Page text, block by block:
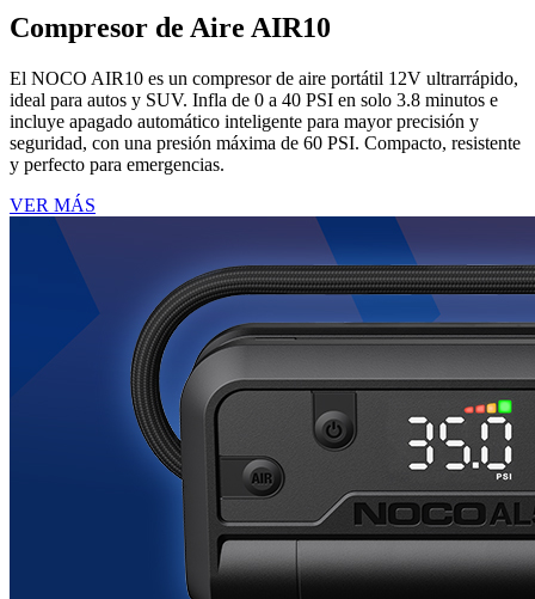
Compresor de Aire AIR10
El NOCO AIR10 es un compresor de aire portátil 12V ultrarrápido,
ideal para autos y SUV. Infla de 0 a 40 PSI en solo 3.8 minutos e
incluye apagado automático inteligente para mayor precisión y
seguridad, con una presión máxima de 60 PSI. Compacto, resistente
y perfecto para emergencias.
VER MÁS